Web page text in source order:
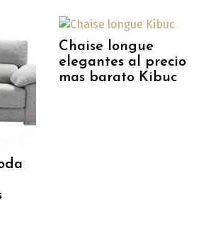
Chaise longue
elegantes al precio
mas barato Kibuc